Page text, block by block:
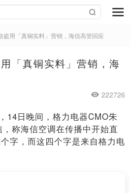
盗用「真铜实料」营销，海信高管回应
「真铜实料」营销，海
222726
14日晚间，格力电器CMO朱
称海信空调在传播中开始直
字，而这四个字是来自格力电